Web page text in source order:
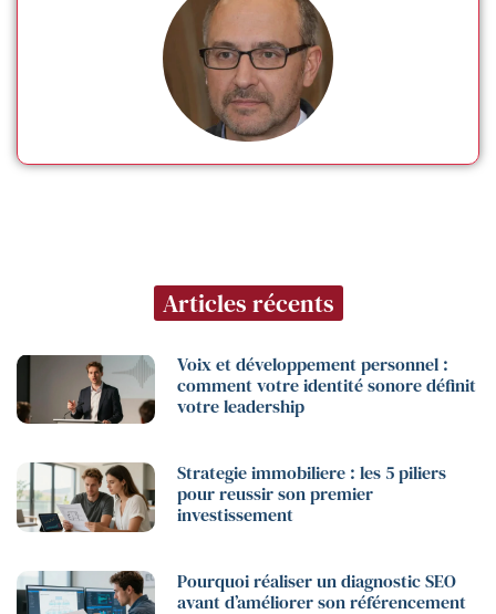
Articles récents
Voix et développement personnel :
comment votre identité sonore définit
votre leadership
Strategie immobiliere : les 5 piliers
pour reussir son premier
investissement
Pourquoi réaliser un diagnostic SEO
avant d’améliorer son référencement